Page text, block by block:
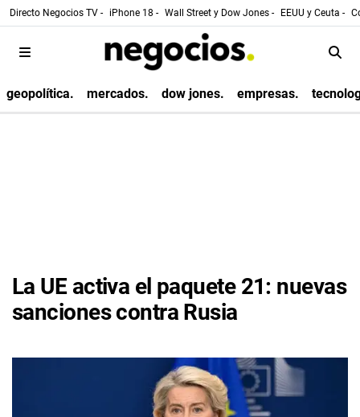
Directo Negocios TV - iPhone 18 - Wall Street y Dow Jones - EEUU y Ceuta -
geopolítica. mercados. dow jones. empresas.
La UE activa el paquete 21: nuevas
sanciones contra Rusia